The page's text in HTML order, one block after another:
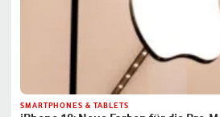
SMARTPHONES & TABLETS